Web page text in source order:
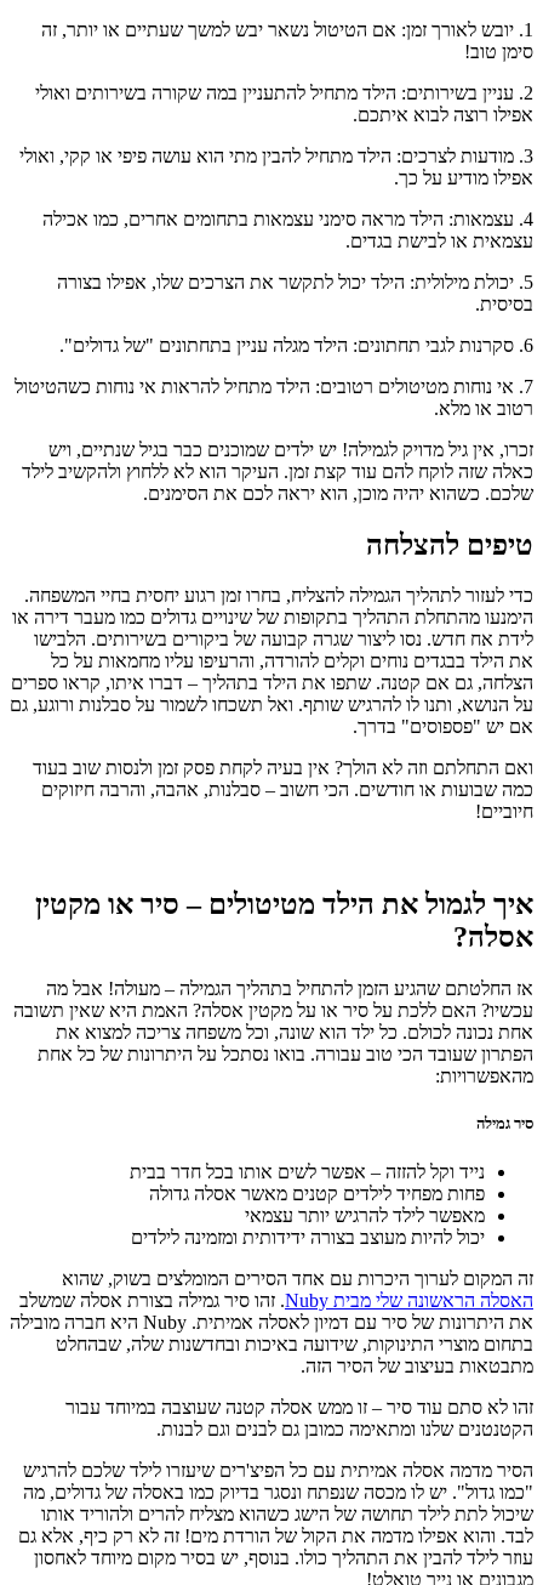
1. יובש לאורך זמן: אם הטיטול נשאר יבש למשך שעתיים או יותר, זה
סימן טוב!
2. עניין בשירותים: הילד מתחיל להתעניין במה שקורה בשירותים ואולי
אפילו רוצה לבוא איתכם.
3. מודעות לצרכים: הילד מתחיל להבין מתי הוא עושה פיפי או קקי, ואולי
אפילו מודיע על כך.
4. עצמאות: הילד מראה סימני עצמאות בתחומים אחרים, כמו אכילה
עצמאית או לבישת בגדים.
5. יכולת מילולית: הילד יכול לתקשר את הצרכים שלו, אפילו בצורה
בסיסית.
6. סקרנות לגבי תחתונים: הילד מגלה עניין בתחתונים "של גדולים".
7. אי נוחות מטיטולים רטובים: הילד מתחיל להראות אי נוחות כשהטיטול
רטוב או מלא.
זכרו, אין גיל מדויק לגמילה! יש ילדים שמוכנים כבר בגיל שנתיים, ויש
כאלה שזה לוקח להם עוד קצת זמן. העיקר הוא לא ללחוץ ולהקשיב לילד
שלכם. כשהוא יהיה מוכן, הוא יראה לכם את הסימנים.
טיפים להצלחה
כדי לעזור לתהליך הגמילה להצליח, בחרו זמן רגוע יחסית בחיי המשפחה.
הימנעו מהתחלת התהליך בתקופות של שינויים גדולים כמו מעבר דירה או
לידת אח חדש. נסו ליצור שגרה קבועה של ביקורים בשירותים. הלבישו
את הילד בבגדים נוחים וקלים להורדה, והרעיפו עליו מחמאות על כל
הצלחה, גם אם קטנה. שתפו את הילד בתהליך – דברו איתו, קראו ספרים
על הנושא, ותנו לו להרגיש שותף. ואל תשכחו לשמור על סבלנות ורוגע, גם
אם יש "פספוסים" בדרך.
ואם התחלתם וזה לא הולך? אין בעיה לקחת פסק זמן ולנסות שוב בעוד
כמה שבועות או חודשים. הכי חשוב – סבלנות, אהבה, והרבה חיזוקים
חיוביים!
איך לגמול את הילד מטיטולים – סיר או מקטין
אסלה?
אז החלטתם שהגיע הזמן להתחיל בתהליך הגמילה – מעולה! אבל מה
עכשיו? האם ללכת על סיר או על מקטין אסלה? האמת היא שאין תשובה
אחת נכונה לכולם. כל ילד הוא שונה, וכל משפחה צריכה למצוא את
הפתרון שעובד הכי טוב עבורה. בואו נסתכל על היתרונות של כל אחת
מהאפשרויות:
סיר גמילה
נייד וקל להזזה – אפשר לשים אותו בכל חדר בבית
פחות מפחיד לילדים קטנים מאשר אסלה גדולה
מאפשר לילד להרגיש יותר עצמאי
יכול להיות מעוצב בצורה ידידותית ומזמינה לילדים
זה המקום לערוך היכרות עם אחד הסירים המומלצים בשוק, שהוא
האסלה הראשונה שלי מבית Nuby
. זהו סיר גמילה בצורת אסלה שמשלב
את היתרונות של סיר עם דמיון לאסלה אמיתית. Nuby היא חברה מובילה
בתחום מוצרי התינוקות, שידועה באיכות ובחדשנות שלה, שבהחלט
מתבטאות בעיצוב של הסיר הזה.
זהו לא סתם עוד סיר – זו ממש אסלה קטנה שעוצבה במיוחד עבור
הקטנטנים שלנו ומתאימה כמובן גם לבנים וגם לבנות.
הסיר מדמה אסלה אמיתית עם כל הפיצ'רים שיעזרו לילד שלכם להרגיש
"כמו גדול". יש לו מכסה שנפתח ונסגר בדיוק כמו באסלה של גדולים, מה
שיכול לתת לילד תחושה של הישג כשהוא מצליח להרים ולהוריד אותו
לבד. והוא אפילו מדמה את הקול של הורדת מים! זה לא רק כיף, אלא גם
עוזר לילד להבין את התהליך כולו. בנוסף, יש בסיר מקום מיוחד לאחסון
מגבונים או נייר טואלט!